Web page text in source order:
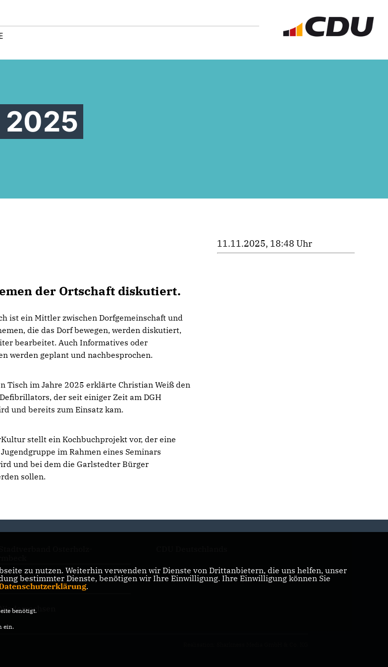
2025
der Ortschaft diskutiert.
ist ein Mittler zwischen Dorfgemeinschaft und
die das Dorf bewegen, werden diskutiert,
bearbeitet. Auch Informatives oder
werden geplant und nachbesprochen.
Tisch im Jahre 2025 erklärte Christian Weiß den
der seit einiger Zeit am DGH
und bereits zum Einsatz kam.
stellt ein Kochbuchprojekt vor, der eine
im Rahmen eines Seminars
und bei dem die Garlstedter Bürger
sollen.
11.11.2025, 18:48 Uhr
Osterholz
zu nutzen. Weiterhin verwenden wir Dienste von Drittanbietern, die uns helfen, unser
bestimmter Dienste, benötigen wir Ihre Einwilligung. Ihre Einwilligung können Sie
.
benötigt.
ein.